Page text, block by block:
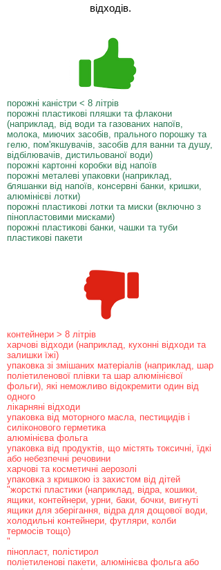
відходів.
порожні каністри < 8 літрів
порожні пластикові пляшки та флакони
(наприклад, від води та газованих напоїв,
молока, миючих засобів, прального порошку та
гелю, пом'якшувачів, засобів для ванни та душу,
відбілювачів, дистильованої води)
порожні картонні коробки від напоїв
порожні металеві упаковки (наприклад,
бляшанки від напоїв, консервні банки, кришки,
алюмінієві лотки)
порожні пластикові лотки та миски (включно з
пінопластовими мисками)
порожні пластикові банки, чашки та туби
пластикові пакети
контейнери > 8 літрів
харчові відходи (наприклад, кухонні відходи та
залишки їжі)
упаковка зі змішаних матеріалів (наприклад, шар
поліетиленової плівки та шар алюмінієвої
фольги), які неможливо відокремити один від
одного
лікарняні відходи
упаковка від моторного масла, пестицидів і
силіконового герметика
алюмінієва фольга
упаковка від продуктів, що містять токсичні, їдкі
або небезпечні речовини
харчові та косметичні аерозолі
упаковка з кришкою із захистом від дітей
"жорсткі пластики (наприклад, відра, кошики,
ящики, контейнери, урни, баки, бочки, вигнуті
ящики для зберігання, відра для дощової води,
холодильні контейнери, футляри, колби
термосів тощо)
"
пінопласт, полістирол
поліетиленові пакети, алюмінієва фольга або